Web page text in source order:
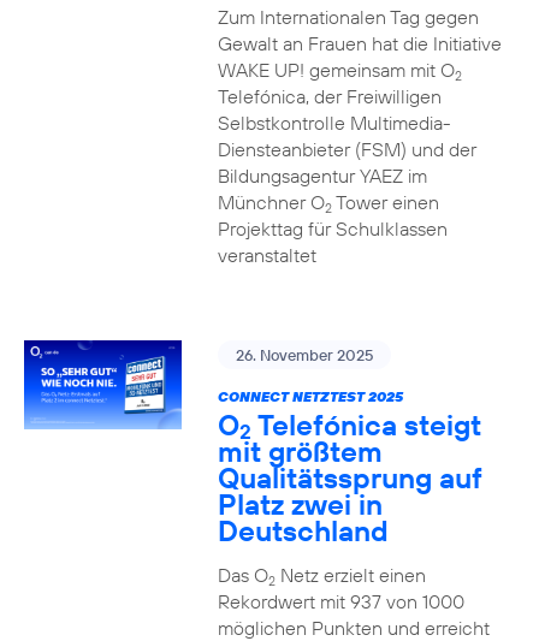
Zum Internationalen Tag gegen
Gewalt an Frauen hat die Initiative
WAKE UP! gemeinsam mit O2
Telefónica, der Freiwilligen
Selbstkontrolle Multimedia-
Diensteanbieter (FSM) und der
Bildungsagentur YAEZ im
Münchner O2Tower einen
Projekttag für Schulklassen
veranstaltet
26. November 2025
CONNECT NETZTEST 2025
O2 Telefónica steigt
mit größtem
Qualitätssprung auf
Platz zwei in
Deutschland
Das O2Netz erzielt einen
Rekordwert mit 937 von 1000
möglichen Punkten und erreicht